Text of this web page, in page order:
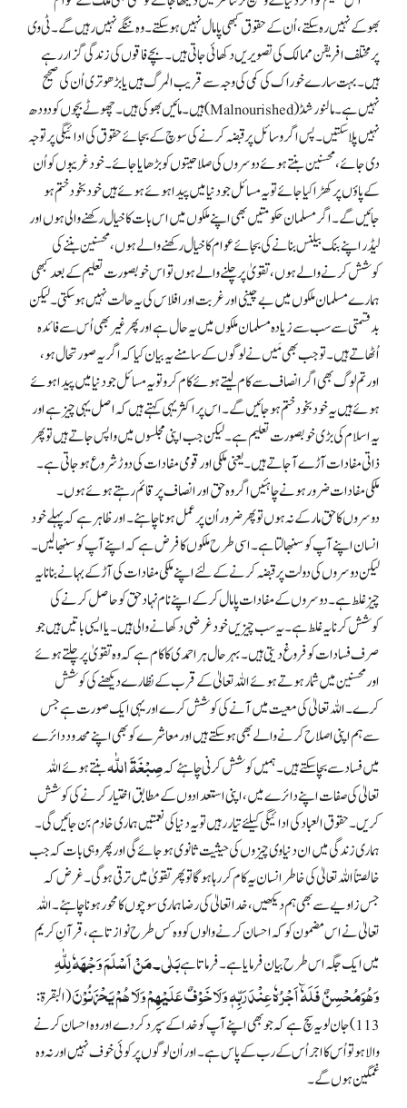
بھوکے نہیں رہ سکتے، اُن کے حقوق کبھی پامال نہیں ہو سکتے۔ وہ ننگے نہیں رہیں گے۔ ٹی وی
پر مختلف افریقن ممالک کی تصویریں دکھائی جاتی ہیں۔ بچے فاقوں کی زندگی گزار رہے
ہیں۔ بہت سارے خوراک کی کمی کی وجہ سے قریب المرگ ہیں یا بڑھوتری اُن کی صحیح
نہیں ہے۔ مالنورشڈ (Malnourished) ہیں۔ مائیں بھوکی ہیں۔ چھوٹے بچوں کو دودھ
نہیں پلاسکتیں۔ پس اگر وسائل پر قبضہ کرنے کی سوچ کے بجائے حقوق کی ادائیگی پر توجہ
دی جائے، محسنین بنتے ہوئے دوسروں کی صلاحیتوں کو بڑھایا جائے۔ خود غریبوں کو اُن
کے پاؤں پر کھڑا کیا جائے تو یہ مسائل جو دنیا میں پیدا ہوئے ہوئے ہیں خود بخود ختم ہو
جائیں گے۔ اگر مسلمان حکومتیں بھی اپنے ملکوں میں اس بات کا خیال رکھنے والی ہوں اور
لیڈر اپنے بنک بیلنس بنانے کی بجائے عوام کا خیال رکھنے والے ہوں، محسنین بننے کی
کوشش کرنے والے ہوں، تقویٰ پر چلنے والے ہوں تو اس خوبصورت تعلیم کے بعد کبھی
ہمارے مسلمان ملکوں میں بے چینی اور غربت اور افلاس کی یہ حالت نہیں ہو سکتی۔ لیکن
بدقسمتی سے سب سے زیادہ مسلمان ملکوں میں یہ حال ہے اور پھر غیر بھی اُس سے فائدہ
اُٹھاتے ہیں۔ تو جب بھی مَیں نے لوگوں کے سامنے یہ بیان کیا کہ اگر یہ صورتحال ہو،
اور تم لوگ بھی اگر انصاف سے کام لیتے ہوئے کام کرو تو یہ مسائل جو دنیا میں پیدا ہوئے
ہوئے ہیں یہ خود بخود ختم ہو جائیں گے۔ اس پر اکثر یہی کہتے ہیں کہ اصل یہی چیز ہے اور
یہ اسلام کی بڑی خوبصورت تعلیم ہے۔ لیکن جب اپنی مجلسوں میں واپس جاتے ہیں تو پھر
ذاتی مفادات آڑے آجاتے ہیں۔ یعنی ملکی اور قومی مفادات کی دوڑ شروع ہو جاتی ہے۔
ملکی مفادات ضرور ہونے چاہئیں اگر وہ حق اور انصاف پر قائم رہتے ہوئے ہوں۔
دوسروں کا حق مار کے نہ ہوں تو پھر ضرور اُن پر عمل ہونا چاہئے۔ اور ظاہر ہے کہ پہلے خود
انسان اپنے آپ کو سنبھالتا ہے۔ اسی طرح ملکوں کا فرض ہے کہ اپنے آپ کو سنبھالیں۔
لیکن دوسروں کی دولت پر قبضہ کرنے کے لئے اپنے ملکی مفادات کی آڑ کے بہانے بنانا یہ
چیز غلط ہے۔ دوسروں کے مفادات پامال کر کے اپنے نام نہاد حق کو حاصل کرنے کی
کوشش کرنا یہ غلط ہے۔ یہ سب چیزیں خود غرضی دکھانے والی ہیں۔ یا ایسی باتیں ہیں جو
صرف فسادات کو فروغ دیتی ہیں۔ بہر حال ہر احمدی کا کام ہے کہ وہ تقویٰ پر چلتے ہوئے
اور محسنین میں شمار ہوتے ہوئے اللہ تعالیٰ کے قرب کے نظارے دیکھنے کی کوشش
کرے۔ اللہ تعالیٰ کی معیت میں آنے کی کوشش کرے اور یہی ایک صورت ہے جس
سے ہم اپنی اصلاح کرنے والے بھی ہو سکتے ہیں اور معاشرے کو بھی اپنے محدود دائرے
میں فساد سے بچا سکتے ہیں۔ ہمیں کوشش کرنی چاہئے کہصِبْغَۃَ اللّٰہبنتے ہوئے اللہ
تعالیٰ کی صفات اپنے دائرے میں، اپنی استعدادوں کے مطابق اختیار کرنے کی کوشش
کریں۔ حقوق العباد کی ادائیگی کیلئے تیار رہیں تو یہ دنیا کی نعمتیں ہماری خادم بن جائیں گی۔
ہماری زندگی میں ان دنیاوی چیزوں کی حیثیت ثانوی ہو جائے گی اور پھر وہی بات کہ جب
خالصتاً اللہ تعالیٰ کی خاطر انسان یہ کام کر رہا ہو گا تو پھر تقویٰ میں ترقی ہو گی۔ غرض کہ
جس زاویے سے بھی ہم دیکھیں، خدا تعالیٰ کی رضا ہماری سوچوں کا محور ہونا چاہئے۔ اللہ
تعالیٰ نے اس مضمون کو کہ احسان کرنے والوں کو وہ کس طرح نوازتا ہے، قرآنِ کریم
میں ایک جگہ اس طرح بیان فرمایا ہے۔ فرماتا ہےبَلٰی۔ مَنْ اَسْلَمَ وَجْھَہٗ لِلّٰہِ
وَھُوَمُحْسِنٌ فَلَہٗٓ اَجْرُہٗ عِنْدَرَبِّہٖ وَلَاخَوْفٌ عَلَیْھِمْ وَلَا ھُمْ یَحْزَنُوْنَ(البقرۃ:
113) جان لو یہ سچ ہے کہ جو بھی اپنے آپ کو خدا کے سپرد کر دے اور وہ احسان کرنے
والا ہو تو اُس کااجر اُس کے رب کے پاس ہے۔ اور اُن لوگوں پر کوئی خوف نہیں اور نہ وہ
غمگین ہوں گے۔